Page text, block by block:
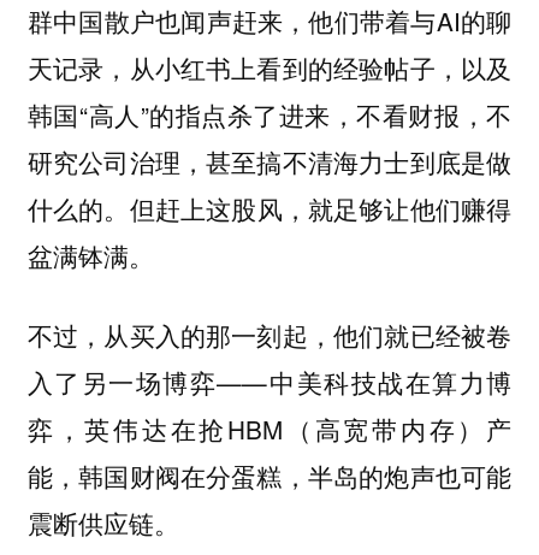
群中国散户也闻声赶来，他们带着与AI的聊
天记录，从小红书上看到的经验帖子，以及
韩国“高人”的指点杀了进来，不看财报，不
研究公司治理，甚至搞不清海力士到底是做
什么的。 但赶上这股风，就足够让他们赚得
盆满钵满。
不过，从买入的那一刻起，他们就已经被卷
入了另一场博弈——中美科技战在算力博
弈，英伟达在抢HBM（高宽带内存）产
能，韩国财阀在分蛋糕，半岛的炮声也可能
震断供应链。